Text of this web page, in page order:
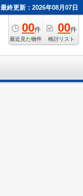
最終更新：2026年08月07日
00件
最近見た物件
00件
検討リスト